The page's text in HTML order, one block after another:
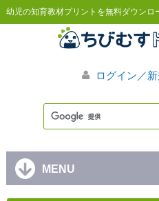
幼児の知育教材プリントを無料ダウンロ
ログイン／新
MENU